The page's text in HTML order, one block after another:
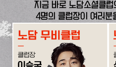
지금 바로 노담소셜클
4명의 클럽장이 여러분